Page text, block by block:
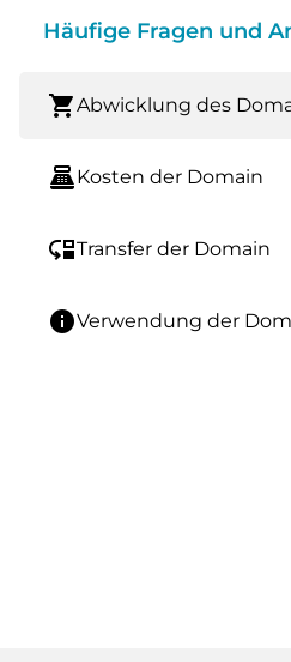
Häufige Fragen und
shopping_cartAbwicklung des
point_of_saleKosten der Domain
move_downTransfer der Domain
infoVerwendung der